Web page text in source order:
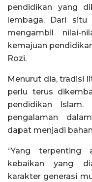
pendidikan yang
lembaga. Dari
mengambil nilai-
kemajuan
Rozi.
Menurut dia, tradisi
perlu terus
pendidikan Islam.
pengalaman
dapat menjadi
“Yang terpenting
kebaikan yang
karakter generasi